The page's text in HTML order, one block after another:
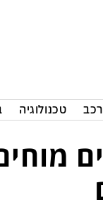
רכב טכנולוגיה